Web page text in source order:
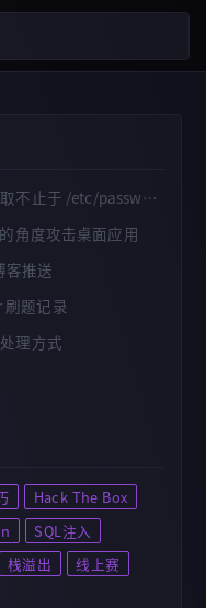
任意文件读取不止于 /etc/passwd——敏感路径的拼接与挖掘
角度攻击桌面应用
客推送
刷题记录
理方式
Hack The Box
SQL注入
栈溢出
线上赛